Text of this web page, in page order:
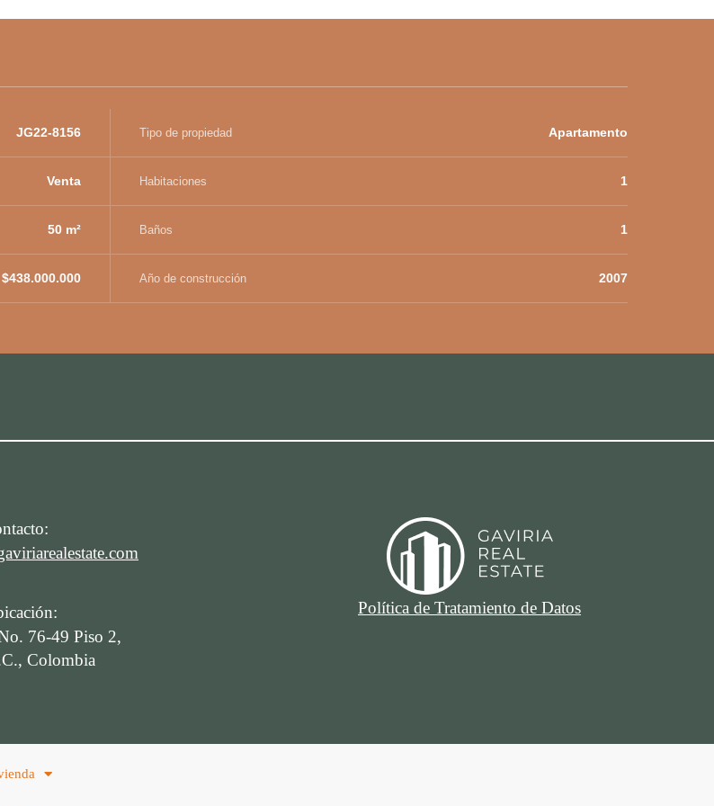
JG22-8156 Tipo de propiedad Apartamento
Venta Habitaciones 1
50 m² Baños 1
$438.000.000 Año de construcción 2007
76-49 Piso 2,
Colombia
Política de Tratamiento de Datos